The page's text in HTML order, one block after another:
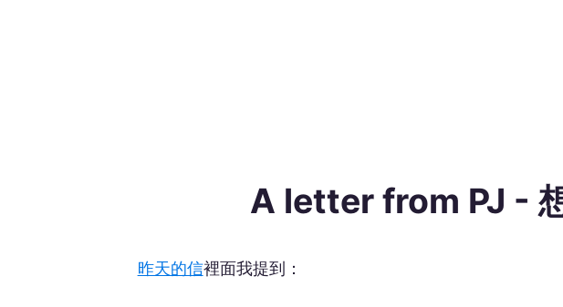
A letter from PJ -
昨天的信裡面我提到：